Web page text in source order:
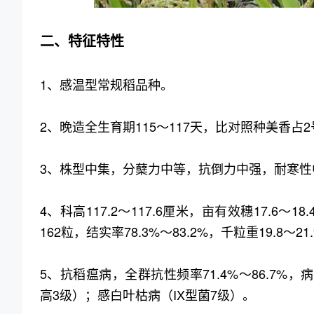
二、特征特性
1、感温型常规稻品种。
2、晚造全生育期115～117天，比对照种美香占
3、株型中集，分蘖力中等，抗倒力中强，耐寒
4、科高117.2～117.6厘米，亩有效穗17.6～
162粒，结实率78.3%～83.2%，千粒重19.8～
5、抗稻瘟病，全群抗性频率71.4%～86.7%，
高3级）；感白叶枯病（IX型菌7级）。